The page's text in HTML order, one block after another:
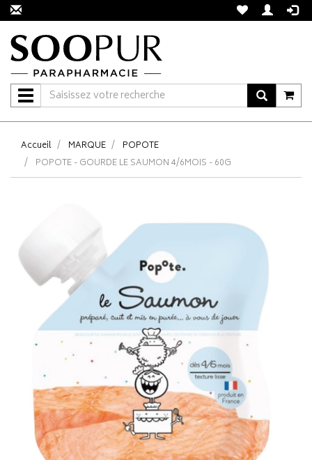
Navigation
Accueil MARQUE
POPOTE
POPOTE - GOURDE LE SAUMON 4/6MOIS - 60G